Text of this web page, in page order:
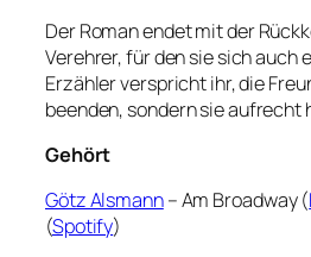
Der Roman endet mit der
Verehrer, für den sie sich auch
Erzähler verspricht ihr, die
beenden, sondern sie aufrecht
Gehört
Götz Alsmann– Am Broadway (
(Spotify)